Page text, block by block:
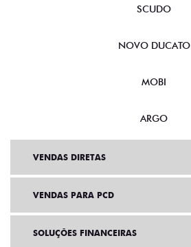
SCUDO
NOVO DUCATO
MOBI
ARGO
VENDAS DIRETAS
VENDAS PARA PCD
SOLUÇÕES FINANCEIRAS